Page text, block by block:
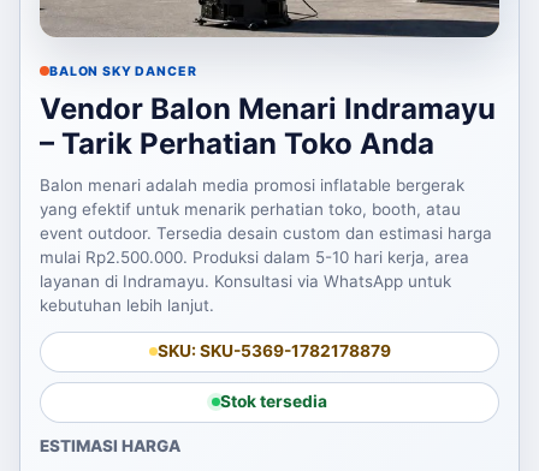
BALON SKY DANCER
Vendor Balon Menari Indramayu
– Tarik Perhatian Toko Anda
Balon menari adalah media promosi inflatable bergerak
yang efektif untuk menarik perhatian toko, booth, atau
event outdoor. Tersedia desain custom dan estimasi harga
mulai Rp2.500.000. Produksi dalam 5-10 hari kerja, area
layanan di Indramayu. Konsultasi via WhatsApp untuk
kebutuhan lebih lanjut.
SKU: SKU-5369-1782178879
Stok tersedia
ESTIMASI HARGA